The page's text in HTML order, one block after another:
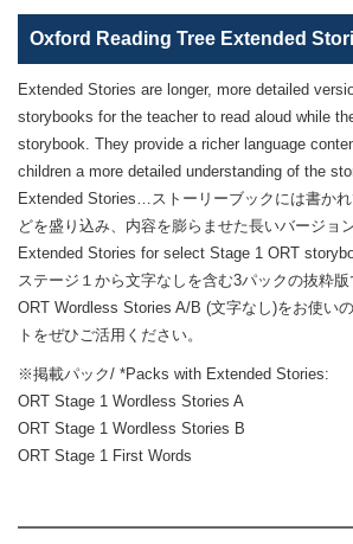
Oxford Reading Tree Extended
Extended Stories are longer, more detailed
storybooks for the teacher to read aloud while
storybook. They provide a richer language
children a more detailed understanding of the
Extended Stories…ストーリーブックには書か
どを盛り込み、内容を膨らませた長いバージョン
Extended Stories for select Stage 1 ORT
ステージ１から文字なしを含む3パックの抜粋版
ORT Wordless Stories A/B (文字なし)をお使い
トをぜひご活用ください。
※掲載パック/ *Packs with Extended Stories:
ORT Stage 1 Wordless Stories A
ORT Stage 1 Wordless Stories B
ORT Stage 1 First Words